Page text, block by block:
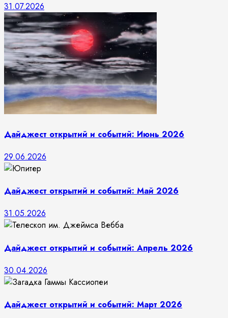
31.07.2026
Дайджест открытий и событий: Июнь 2026
29.06.2026
Дайджест открытий и событий: Май 2026
31.05.2026
Дайджест открытий и событий: Апрель 2026
30.04.2026
Дайджест открытий и событий: Март 2026